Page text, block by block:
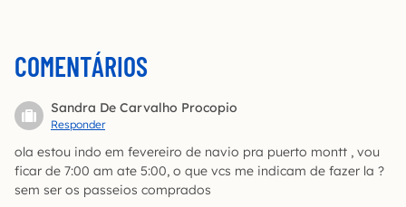
COMENTÁRIOS
Sandra De Carvalho Procopio
Responder
ola estou indo em fevereiro de navio pra puerto montt , vou
ficar de 7:00 am ate 5:00, o que vcs me indicam de fazer la ?
sem ser os passeios comprados